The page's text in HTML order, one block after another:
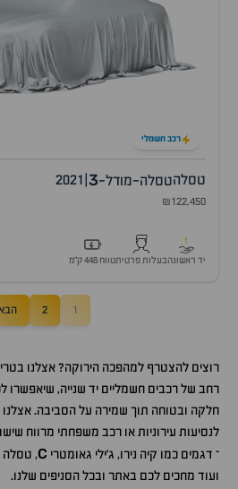
רכב חשמלי
טסלהטסלה-מודל-3
2021
₪122,450
1
יד ראשונהבעלות פרטיתטווח 448 ק״מ
1
2
רוצים להצטרף למהפכה הירוקה? אצלנו
רחב של רכבים חשמליים יד שנייה, שיאפשרו
חלקה ובטוחה תוך שמירה על הסביבה. אצלנו
לנסיעות עירוניות או רכב משפחתי מרווח
– דגמים כמו קיה נירו, ג'ילי גאומטרי C, טסלה
ועוד מחכים לכם באתר ובכל הסניפים שלנו.